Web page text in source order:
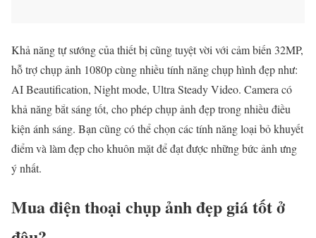
Khả năng tự sướng của thiết bị cũng tuyệt vời với cảm biến 32MP,
hỗ trợ chụp ảnh 1080p cùng nhiều tính năng chụp hình đẹp như:
AI Beautification, Night mode, Ultra Steady Video. Camera có
khả năng bắt sáng tốt, cho phép chụp ảnh đẹp trong nhiều điều
kiện ánh sáng. Bạn cũng có thể chọn các tính năng loại bỏ khuyết
điểm và làm đẹp cho khuôn mặt để đạt được những bức ảnh ưng
ý nhất.
Mua điện thoại chụp ảnh đẹp giá tốt ở